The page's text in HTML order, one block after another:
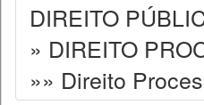
DIREITO
» DIREITO
»» Direito